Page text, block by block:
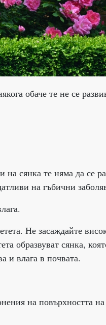
обаче те не се
сянка те няма да се
на гъбични
Не засаждайте
образвуват сянка,
и влага в почвата.
на повърхността